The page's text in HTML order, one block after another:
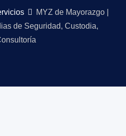
MYZ de Mayorazgo |
de Seguridad, Custodia,